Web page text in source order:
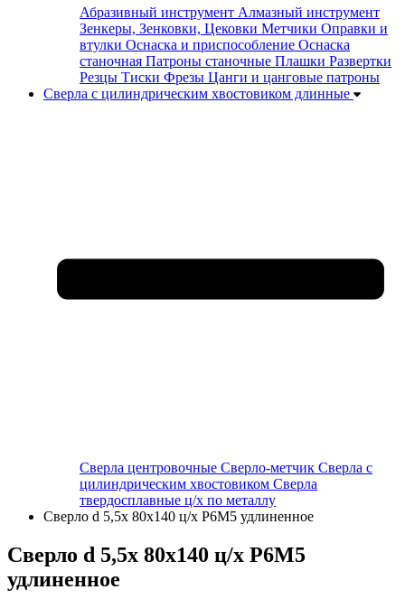
Абразивный инструмент Алмазный инструмент
Зенкеры, Зенковки, Цековки Метчики Оправки и
втулки Оснаска и приспособление Оснаска
станочная Патроны станочные Плашки Развертки
Резцы Тиски Фрезы Цанги и цанговые патроны
Сверла с цилиндрическим хвостовиком длинные
Сверла центровочные Сверло-метчик Сверла с
цилиндрическим хвостовиком Сверла
твердосплавные ц/х по металлу
Сверло d 5,5х 80х140 ц/х Р6М5 удлиненное
Сверло d 5,5х 80х140 ц/х Р6М5
удлиненное